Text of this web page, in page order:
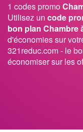
1 codes promo
Utilisez un code
bon plan Chambre
d'économies sur
321reduc.com - le
économiser sur les